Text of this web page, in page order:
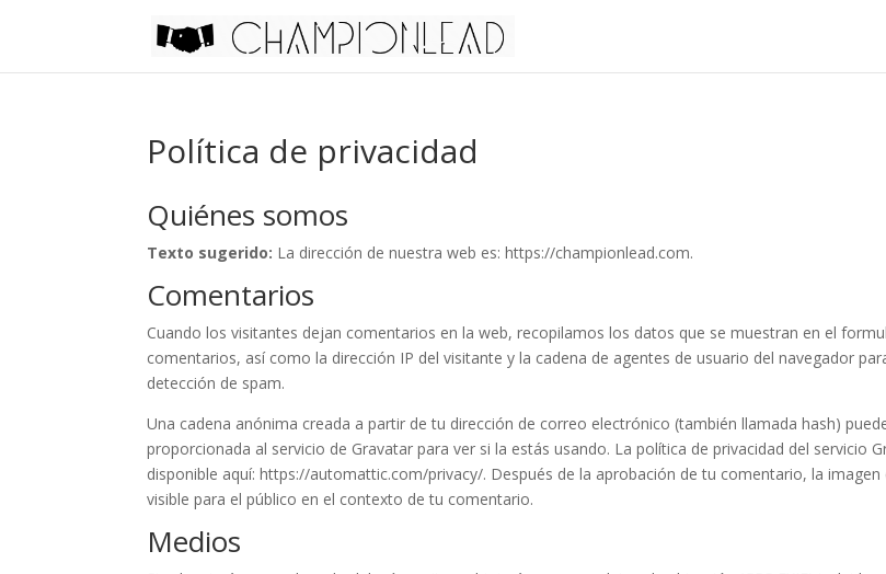
Política de privacidad
Quiénes somos
Texto sugerido: La dirección de nuestra web es: https://championlead.com.
Comentarios
Cuando los visitantes dejan comentarios en la web, recopilamos los datos que se muestran en el
comentarios, así como la dirección IP del visitante y la cadena de agentes de usuario del navegador
detección de spam.
Una cadena anónima creada a partir de tu dirección de correo electrónico (también llamada hash)
proporcionada al servicio de Gravatar para ver si la estás usando. La política de privacidad del servicio
disponible aquí: https://automattic.com/privacy/. Después de la aprobación de tu comentario, la imagen
visible para el público en el contexto de tu comentario.
Medios